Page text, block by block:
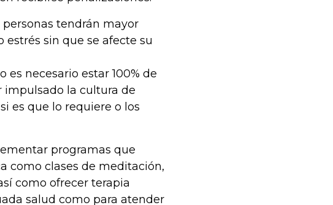
tendrán mayor
sin que se afecte su
es necesario estar 100% de
impulsado la cultura de
es que lo requiere o los
programas que
como clases de meditación,
como ofrecer terapia
salud como para atender